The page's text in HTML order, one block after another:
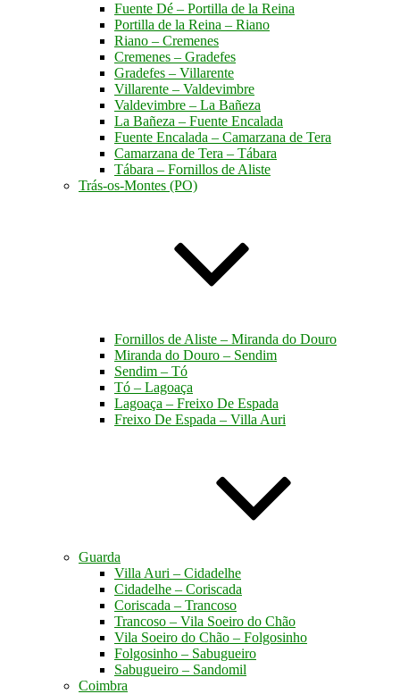
Fuente Dé – Portilla de la Reina
Portilla de la Reina – Riano
Riano – Cremenes
Cremenes – Gradefes
Gradefes – Villarente
Villarente – Valdevimbre
Valdevimbre – La Bañeza
La Bañeza – Fuente Encalada
Fuente Encalada – Camarzana de Tera
Camarzana de Tera – Tábara
Tábara – Fornillos de Aliste
Trás-os-Montes (PO)
Fornillos de Aliste – Miranda do Douro
Miranda do Douro – Sendim
Sendim – Tó
Tó – Lagoaça
Lagoaça – Freixo De Espada
Freixo De Espada – Villa Auri
Guarda
Villa Auri – Cidadelhe
Cidadelhe – Coriscada
Coriscada – Trancoso
Trancoso – Vila Soeiro do Chão
Vila Soeiro do Chão – Folgosinho
Folgosinho – Sabugueiro
Sabugueiro – Sandomil
Coimbra